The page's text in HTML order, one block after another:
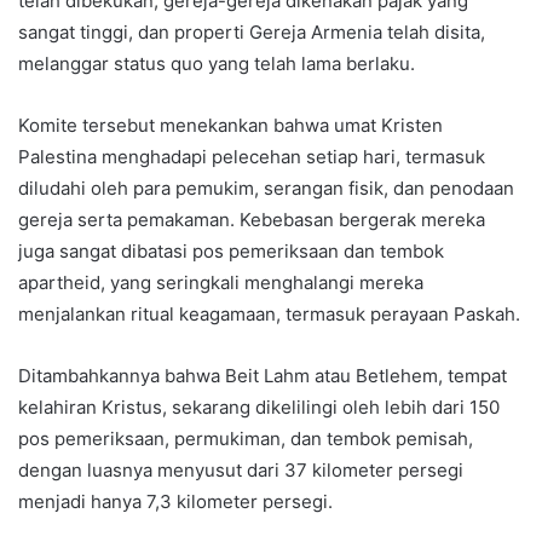
sangat tinggi, dan properti Gereja Armenia telah disita,
melanggar status quo yang telah lama berlaku.
Komite tersebut menekankan bahwa umat Kristen
Palestina menghadapi pelecehan setiap hari, termasuk
diludahi oleh para pemukim, serangan fisik, dan penodaan
gereja serta pemakaman. Kebebasan bergerak mereka
juga sangat dibatasi pos pemeriksaan dan tembok
apartheid, yang seringkali menghalangi mereka
menjalankan ritual keagamaan, termasuk perayaan Paskah.
Ditambahkannya bahwa Beit Lahm atau Betlehem, tempat
kelahiran Kristus, sekarang dikelilingi oleh lebih dari 150
pos pemeriksaan, permukiman, dan tembok pemisah,
dengan luasnya menyusut dari 37 kilometer persegi
menjadi hanya 7,3 kilometer persegi.